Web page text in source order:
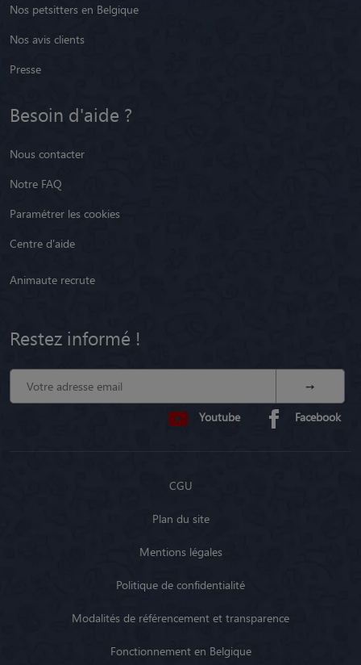
Nos petsitters en Belgique
Nos avis clients
Presse
Besoin d'aide ?
Nous contacter
Notre FAQ
Paramétrer les cookies
Centre d'aide
Animaute recrute
Restez informé !
Youtube Facebook
CGU
Plan du site
Mentions légales
Politique de confidentialité
Modalités de référencement et transparence
Fonctionnement en Belgique